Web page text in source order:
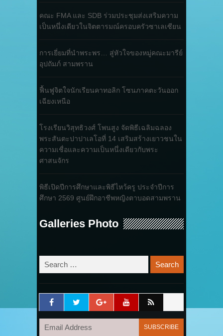
คณะ FMA และ SDB ร่วมประชุมส่งเสริมความ
เป็นหนึ่งเดียวในจิตตารมณ์ครอบครัวซาเลเซียน
การเยี่ยมที่นำพระพร… สู่หัวใจของหมู่คณะมารีย์
อุปถัมภ์ สามพราน
ฟื้นฟูจิตใจนักเรียนคาทอลิก โซนภาคตะวันออก
เฉียงเหนือ
โรงเรียนวิสุทธิวงศ์ โพนสูง จัดพิธีเฉลิมฉลอง
พระสันตะปาปาเลโอที่ 14 เสริมสร้างเยาวชนใน
ความเชื่อและความเป็นหนึ่งเดียวกับพระ
ศาสนจักร
พิธีเปิดปีการศึกษาและพิธีไหว้ครู ประจำปีการ
ศึกษา 2569 ศูนย์ฝึกอาชีพหญิงตาบอดสามพราน
Galleries Photo